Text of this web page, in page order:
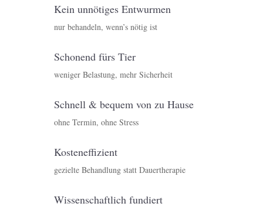
Kein unnötiges Entwurmen
nur behandeln, wenn’s nötig ist
Schonend fürs Tier
weniger Belastung, mehr Sicherheit
Schnell & bequem von zu Hause
ohne Termin, ohne Stress
Kosteneffizient
gezielte Behandlung statt Dauertherapie
Wissenschaftlich fundiert